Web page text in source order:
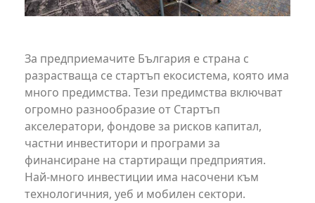
За предприемачите България е страна с
разрастваща се стартъп екосистема, която има
много предимства. Тези предимства включват
огромно разнообразие от Стартъп
акселератори, фондове за рисков капитал,
частни инвеститори и програми за
финансиране на стартиращи предприятия.
Най-много инвестиции има насочени към
технологичния, уеб и мобилен сектори.